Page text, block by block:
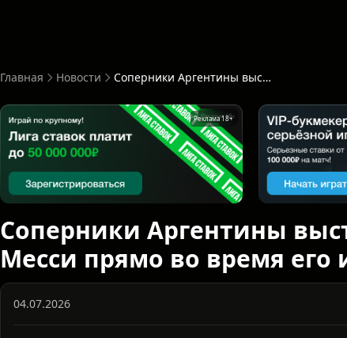
Главная Новости Соперники Аргентины выстроились в очередь за селфи с Месси прямо во время его интервью
Реклама 18+
Соперники Аргентины
Месси прямо во время его
04.07.2026